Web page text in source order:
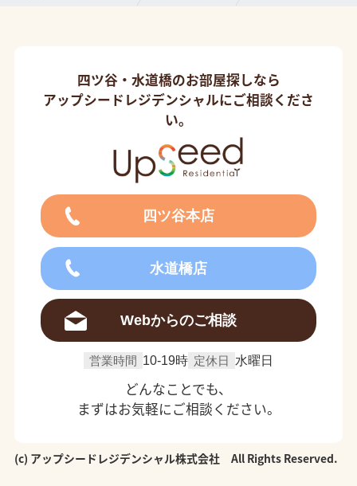
四ツ谷・水道橋のお部屋探しなら
アップシードレジデンシャルにご相談くださ
い。
四ツ谷本店
水道橋店
Webからのご相談
営業時間 10-19時 定休日 水曜日
どんなことでも、
まずはお気軽にご相談ください。
(c) アップシードレジデンシャル株式会社 All Rights Reserved.